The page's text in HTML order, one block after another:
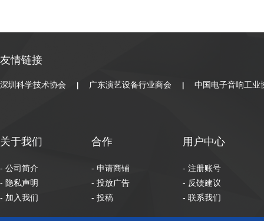
友情链接
深圳科学技术协会 广东演艺设备行业商会 中国电子音响工业
关于我们
- 公司简介
- 隐私声明
- 加入我们
合作
- 申请商铺
- 投放广告
- 投稿
用户中心
- 注册账号
- 反馈建议
- 联系我们